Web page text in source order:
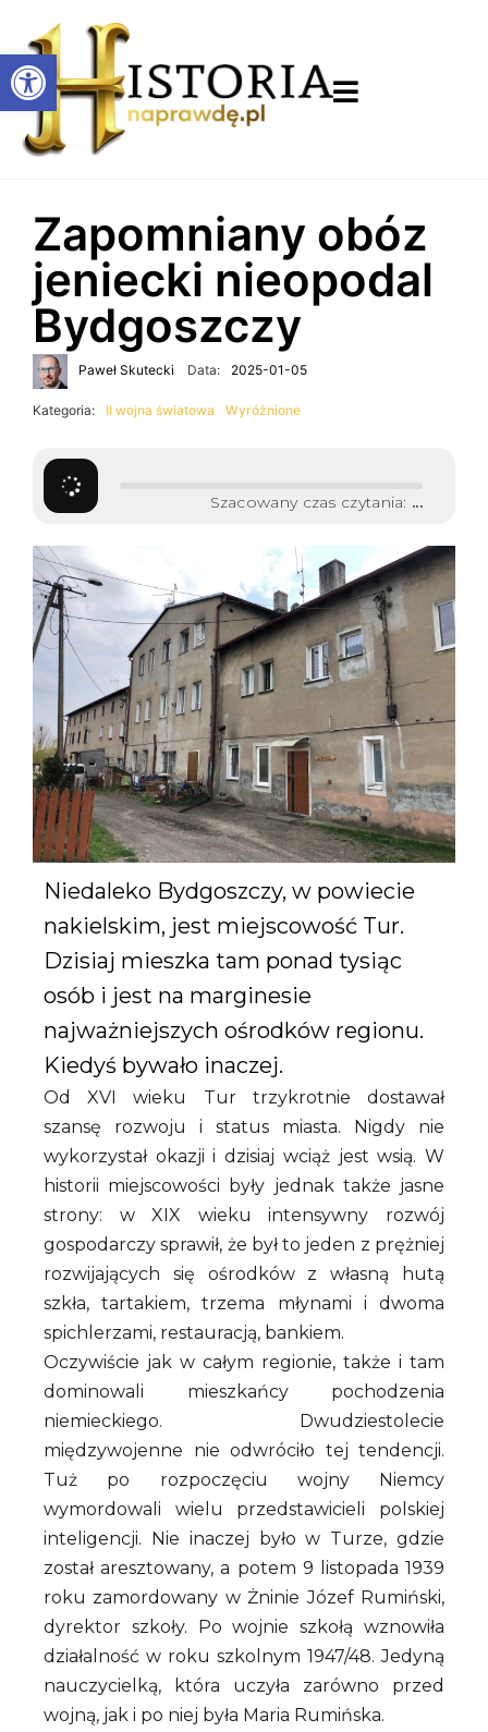
Otwórz pasek narzędzi
Zapomniany obóz
jeniecki nieopodal
Bydgoszczy
Paweł Skutecki Data: 2025-01-05
Kategoria: II wojna światowa Wyróżnione
Szacowany czas czytania: ...
Niedaleko Bydgoszczy, w powiecie
nakielskim, jest miejscowość Tur.
Dzisiaj mieszka tam ponad tysiąc
osób i jest na marginesie
najważniejszych ośrodków regionu.
Kiedyś bywało inaczej.
Od XVI wieku Tur trzykrotnie dostawał
szansę rozwoju i status miasta. Nigdy nie
wykorzystał okazji i dzisiaj wciąż jest wsią. W
historii miejscowości były jednak także jasne
strony: w XIX wieku intensywny rozwój
gospodarczy sprawił, że był to jeden z prężniej
rozwijających się ośrodków z własną hutą
szkła, tartakiem, trzema młynami i dwoma
spichlerzami, restauracją, bankiem.
Oczywiście jak w całym regionie, także i tam
dominowali mieszkańcy pochodzenia
niemieckiego. Dwudziestolecie
międzywojenne nie odwróciło tej tendencji.
Tuż po rozpoczęciu wojny Niemcy
wymordowali wielu przedstawicieli polskiej
inteligencji. Nie inaczej było w Turze, gdzie
został aresztowany, a potem 9 listopada 1939
roku zamordowany w Żninie Józef Rumiński,
dyrektor szkoły. Po wojnie szkołą wznowiła
działalność w roku szkolnym 1947/48. Jedyną
nauczycielką, która uczyła zarówno przed
wojną, jak i po niej była Maria Rumińska.